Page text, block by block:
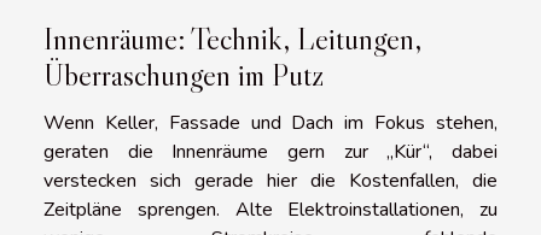
Innenräume: Technik, Leitungen,
Überraschungen im Putz
Wenn Keller, Fassade und Dach im Fokus stehen,
geraten die Innenräume gern zur „Kür“, dabei
verstecken sich gerade hier die Kostenfallen, die
Zeitpläne sprengen. Alte Elektroinstallationen, zu